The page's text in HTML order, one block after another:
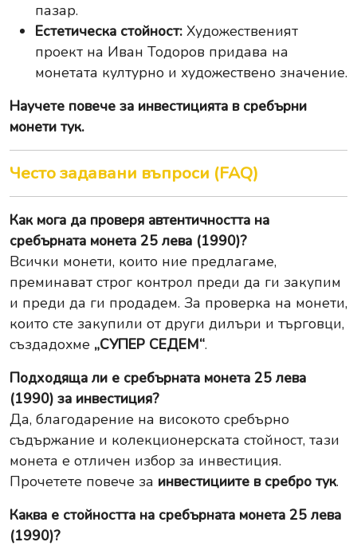
пазар.
Естетическа стойност: Художественият
проект на Иван Тодоров придава на
монетата културно и художествено значение.
Научете повече за инвестицията в сребърни
монети тук.
Често задавани въпроси (FAQ)
Как мога да проверя автентичността на
сребърната монета 25 лева (1990)?
Всички монети, които ние предлагаме,
преминават строг контрол преди да ги закупим
и преди да ги продадем. За проверка на монети,
които сте закупили от други дилъри и търговци,
създадохме „СУПЕР СЕДЕМ“.
Подходяща ли е сребърната монета 25 лева
(1990) за инвестиция?
Да, благодарение на високото сребърно
съдържание и колекционерската стойност, тази
монета е отличен избор за инвестиция.
Прочетете повече за инвестициите в сребро тук.
Каква е стойността на сребърната монета 25 лева
(1990)?